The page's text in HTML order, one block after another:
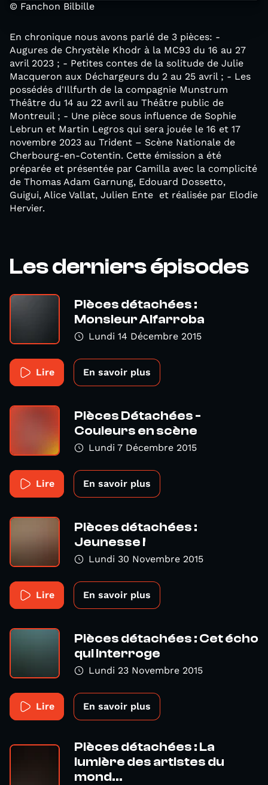
© Fanchon Bilbille
En chronique nous avons parlé de 3 pièces: -
Augures de Chrystèle Khodr à la MC93 du 16 au 27
avril 2023 ; - Petites contes de la solitude de Julie
Macqueron aux Déchargeurs du 2 au 25 avril ; - Les
possédés d'Illfurth de la compagnie Munstrum
Théâtre du 14 au 22 avril au Théâtre public de
Montreuil ; - Une pièce sous influence de Sophie
Lebrun et Martin Legros qui sera jouée le 16 et 17
novembre 2023 au Trident – Scène Nationale de
Cherbourg-en-Cotentin. Cette émission a été
préparée et présentée par Camilla avec la complicité
de Thomas Adam Garnung, Edouard Dossetto,
Guigui, Alice Vallat, Julien Ente et réalisée par Elodie
Hervier.
Les derniers épisodes
Pièces détachées :
Monsieur Alfarroba
Lundi 14 Décembre 2015
Lire En savoir plus
Pièces Détachées -
Couleurs en scène
Lundi 7 Décembre 2015
Lire En savoir plus
Pièces détachées :
Jeunesse !
Lundi 30 Novembre 2015
Lire En savoir plus
Pièces détachées : Cet écho
qui interroge
Lundi 23 Novembre 2015
Lire En savoir plus
Pièces détachées : La
lumière des artistes du
mond...